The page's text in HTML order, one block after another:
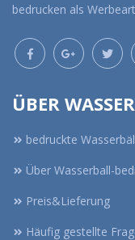
bedrucken als
ÜBER
bedruckte
Über Wasserball-
Preis&Lieferung
Häufig gestellte